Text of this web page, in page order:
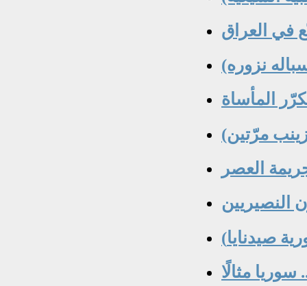
في العراق
المأساة
النصيريين
سوريا مثالًا